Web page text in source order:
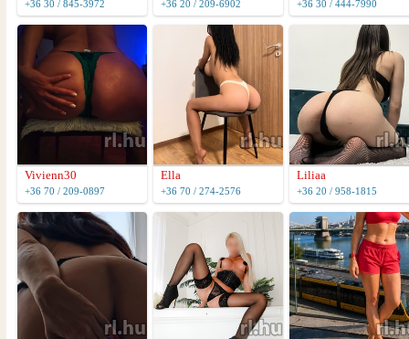
+36 30 / 845-3972 +36 20 / 209-6902 +36 30 / 444-7990
Vivienn30
+36 70 / 209-0897
Ella
+36 70 / 274-2576
Liliaa
+36 20 / 958-1815